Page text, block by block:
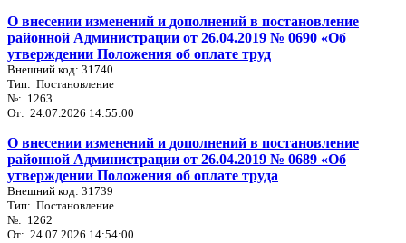
О внесении изменений и дополнений в постановление
районной Администрации от 26.04.2019 № 0690 «Об
утверждении Положения об оплате труд
Внешний код: 31740
Тип: Постановление
№: 1263
От: 24.07.2026 14:55:00
О внесении изменений и дополнений в постановление
районной Администрации от 26.04.2019 № 0689 «Об
утверждении Положения об оплате труда
Внешний код: 31739
Тип: Постановление
№: 1262
От: 24.07.2026 14:54:00